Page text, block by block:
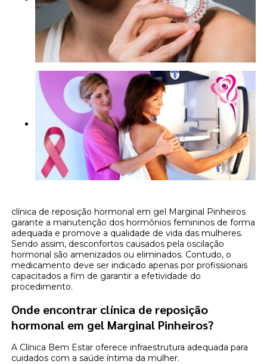
clínica de reposição hormonal em gel Marginal Pinheiros
garante a manutenção dos hormônios femininos de forma
adequada e promove a qualidade de vida das mulheres.
Sendo assim, desconfortos causados pela oscilação
hormonal são amenizados ou eliminados. Contudo, o
medicamento deve ser indicado apenas por profissionais
capacitados a fim de garantir a efetividade do
procedimento.
Onde encontrar clínica de reposição
hormonal em gel Marginal Pinheiros?
A Clínica Bem Estar oferece infraestrutura adequada para
cuidados com a saúde íntima da mulher.